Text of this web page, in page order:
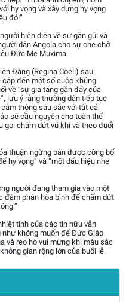
hy vọng và xây dựng hy vọng
đó!”
hiện diện về sự gần gũi và
dân Angola cho sự che chở
Đức Mẹ Muxima.
Đàng (Regina Coeli) sau
đến một số cuộc khủng
về “sự gia tăng gần đây của
lưu ý rằng thường dân tiếp tục
thông sâu sắc với tất cả
sẽ cầu nguyện cho toàn thể
gọi chấm dứt vũ khí và theo đuổi
thuận ngừng bắn được công bố
hy vọng” và “một dấu hiệu nhẹ
người đang tham gia vào một
đàm phán hòa bình để chấm dứt
tình của các tín hữu vẫn
không muốn để Đức Giáo
và reo hò vui mừng khi màu sắc
gian rộng lớn của buổi lễ.